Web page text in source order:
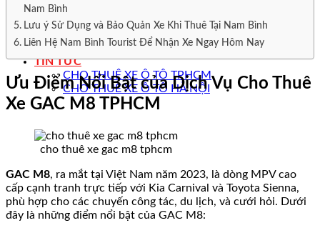
Cho Thuê Xe Máy Quận Liên Chiểu
Cho Thuê Xe Máy Quận Ngũ Hành Sơn
Cho Thuê Xe Máy Huyện Hòa Vang
Cho Thuê Xe Máy Hoàng Sa
TIN TỨC
CHO THUÊ XE Ô TÔ TPHCM
CHO THUÊ XE Ô TÔ HÀ NỘI
Nam Bình
Lưu ý Sử Dụng và Bảo Quản Xe Khi Thuê Tại Nam Bình
Liên Hệ Nam Bình Tourist Để Nhận Xe Ngay Hôm Nay
Ưu Điểm Nổi Bật của Dịch Vụ Cho Thuê
Xe GAC M8 TPHCM
cho thuê xe gac m8 tphcm
GAC M8, ra mắt tại Việt Nam năm 2023, là dòng MPV cao
cấp cạnh tranh trực tiếp với Kia Carnival và Toyota Sienna,
phù hợp cho các chuyến công tác, du lịch, và cưới hỏi. Dưới
đây là những điểm nổi bật của GAC M8: